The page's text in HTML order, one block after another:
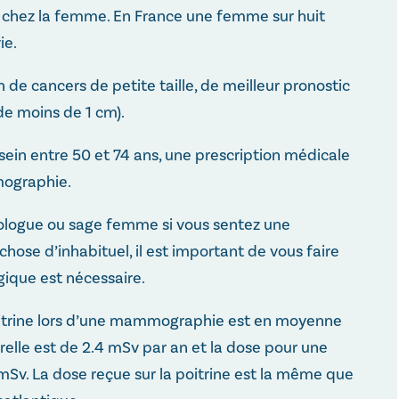
la femme. En France une femme sur huit
cancers de petite taille, de meilleur pronostic
moins de 1 cm).
entre 50 et 74 ans, une prescription médicale
ou sage femme si vous sentez une
d’inhabituel, il est important de vous faire
est nécessaire.
lors d’une mammographie est en moyenne
est de 2.4 mSv par an et la dose pour une
La dose reçue sur la poitrine est la même que